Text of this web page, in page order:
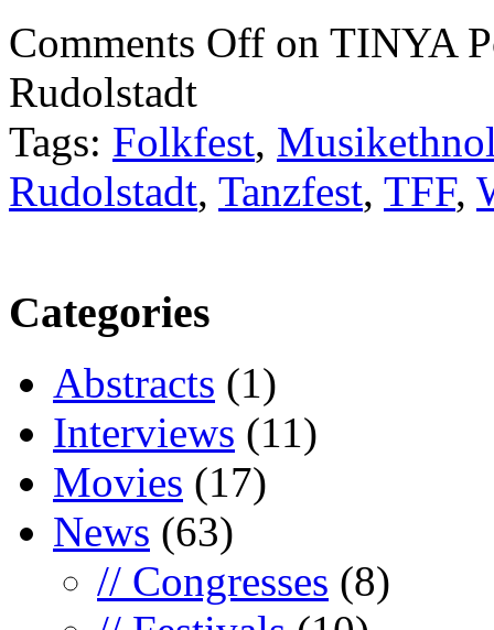
Comments Off on TINYA
Rudolstadt
Tags: Folkfest,
Rudolstadt, Tanzfest, TFF,
Categories
Abstracts (1)
Interviews (11)
Movies (17)
News (63)
// Congresses (8)